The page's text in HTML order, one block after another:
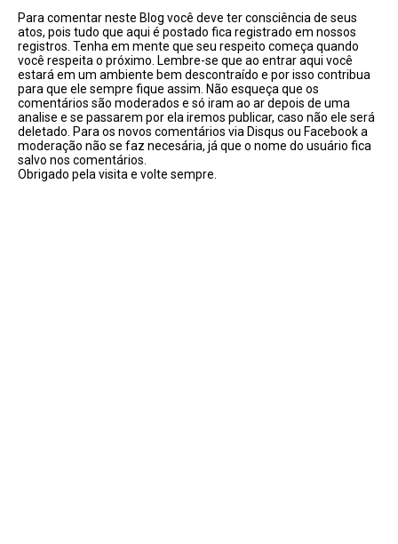
Para comentar neste Blog você deve ter consciência de seus
atos, pois tudo que aqui é postado fica registrado em nossos
registros. Tenha em mente que seu respeito começa quando
você respeita o próximo. Lembre-se que ao entrar aqui você
estará em um ambiente bem descontraído e por isso contribua
para que ele sempre fique assim. Não esqueça que os
comentários são moderados e só iram ao ar depois de uma
analise e se passarem por ela iremos publicar, caso não ele será
deletado. Para os novos comentários via Disqus ou Facebook a
moderação não se faz necesária, já que o nome do usuário fica
salvo nos comentários.
Obrigado pela visita e volte sempre.